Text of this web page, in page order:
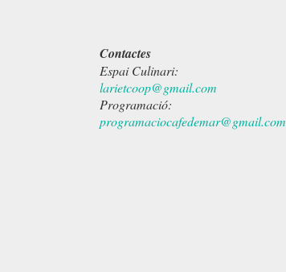
Contactes
Espai Culinari:
larietcoop@gmail.com
Programació:
programaciocafedemar@gmail.com